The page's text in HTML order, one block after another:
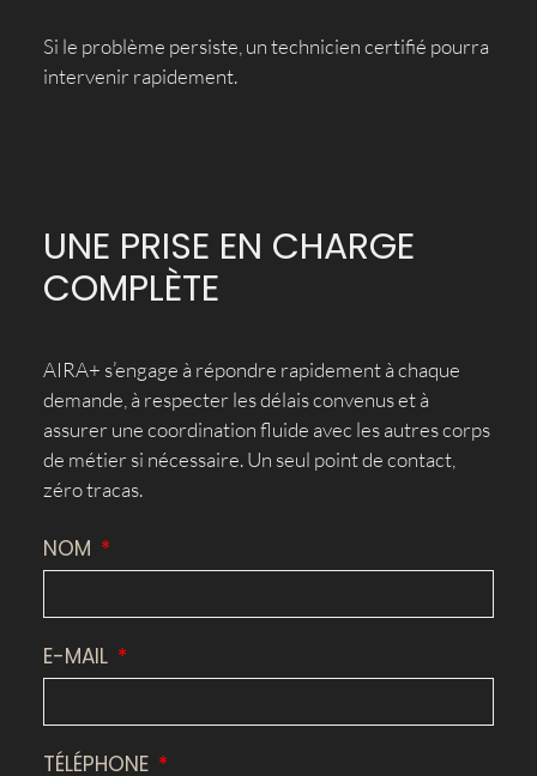
Si le problème persiste, un technicien certifié pourra
intervenir rapidement.
UNE PRISE EN CHARGE
COMPLÈTE
AIRA+ s’engage à répondre rapidement à chaque
demande, à respecter les délais convenus et à
assurer une coordination fluide avec les autres corps
de métier si nécessaire. Un seul point de contact,
zéro tracas.
NOM
E-MAIL
TÉLÉPHONE